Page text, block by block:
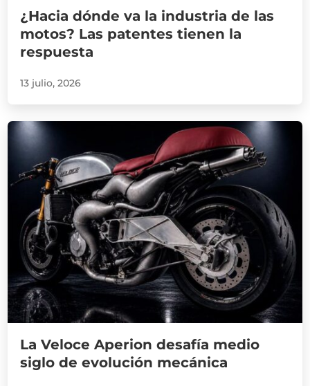
¿Hacia dónde va la industria de las
motos? Las patentes tienen la
respuesta
13 julio, 2026
La Veloce Aperion desafía medio
siglo de evolución mecánica